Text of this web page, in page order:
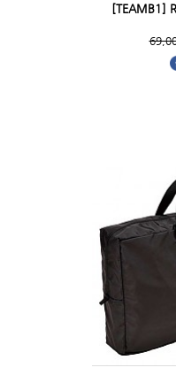
[TEAMB1]